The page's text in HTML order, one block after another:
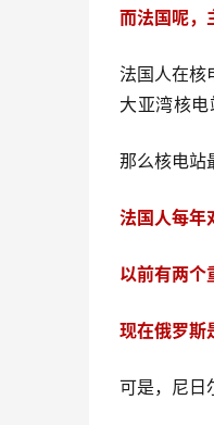
而法国呢，
法国人在核
大亚湾核电
那么核电站
法国人每年
以前有两个
现在俄罗斯
可是，尼日